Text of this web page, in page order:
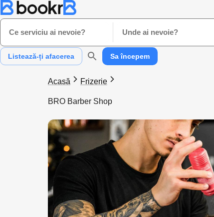
Ce serviciu ai nevoie? Unde ai nevoie?
Listează-ți afacerea Sa începem
Acasă Frizerie
BRO Barber Shop